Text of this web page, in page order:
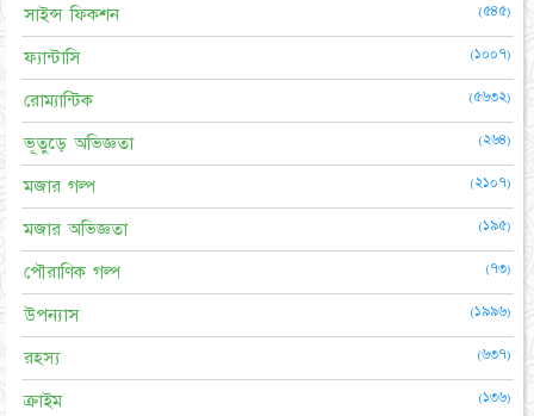
সাইন্স ফিকশন (৫৪৫)
ফ্যান্টাসি (১০০৭)
রোম্যান্টিক (৫৬৩২)
ভূতুড়ে অভিজ্ঞতা (২৬৪)
মজার গল্প (২১০৭)
মজার অভিজ্ঞতা (১৯৫)
পৌরাণিক গল্প (৭৩)
উপন্যাস (১৯৯৬)
রহস্য (৬৩৭)
ক্রাইম (১৩৬)